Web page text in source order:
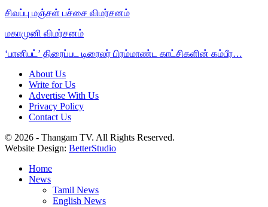
சிவப்பு மஞ்சள் பச்சை விமர்சனம்
மகாமுனி விமர்சனம்
‘பானிபட்’ திரைப்பட டிரைலர் பிரம்மாண்ட காட்சிகளின் கம்பீர…
About Us
Write for Us
Advertise With Us
Privacy Policy
Contact Us
© 2026 - Thangam TV. All Rights Reserved.
Website Design: BetterStudio
Home
News
Tamil News
English News